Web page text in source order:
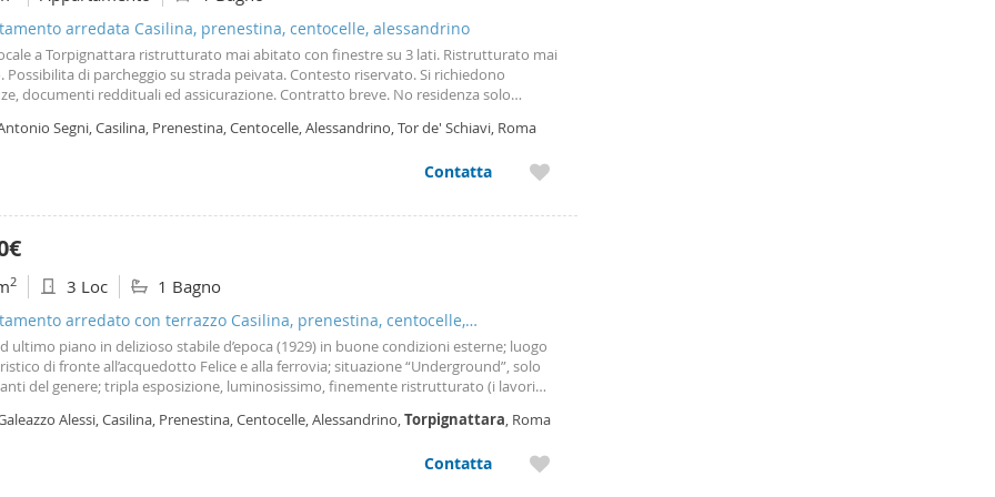
arredata Casilina, prenestina, centocelle, alessandrino
a Torpignattara ristrutturato mai abitato con finestre su 3 lati. Ristrutturato mai
Possibilita di parcheggio su strada peivata. Contesto riservato. Si richiedono
documenti reddituali ed assicurazione. Contratto breve. No residenza solo
Segni, Casilina, Prenestina, Centocelle, Alessandrino, Tor de' Schiavi, Roma
Contatta
2 3 Loc 1 Bagno
arredato con terrazzo Casilina, prenestina, centocelle,
ultimo piano in delizioso stabile d’epoca (1929) in buone condizioni esterne; luogo
di fronte all’acquedotto Felice e alla ferrovia; situazione “Underground”, solo
del genere; tripla esposizione, luminosissimo, finemente ristrutturato (i lavori
affaccio, comunicante con zona living e cucina. Due ampie camere da letto, un
al piano superiore, facilmente accessibile e vivibile. Quartiere molto particolare e
Alessi, Casilina, Prenestina, Centocelle, Alessandrino,Torpignattara, Roma
Contatta